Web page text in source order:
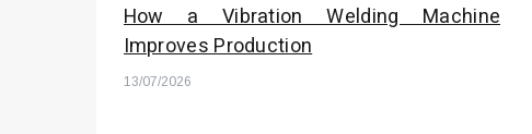
How a Vibration Welding Machine
Improves Production
13/07/2026